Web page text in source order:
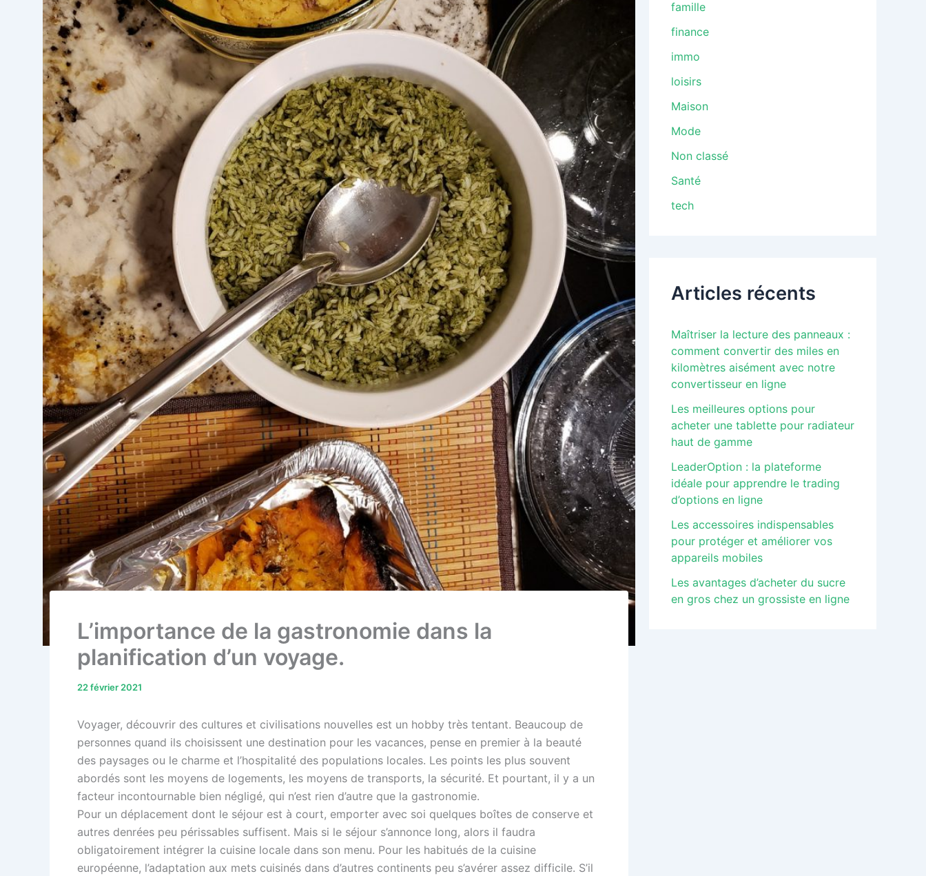
L’importance de la gastronomie dans la
planification d’un voyage.
22 février 2021
Voyager, découvrir des cultures et civilisations nouvelles est un hobby très tentant. Beaucoup de
personnes quand ils choisissent une destination pour les vacances, pense en premier à la beauté
des paysages ou le charme et l’hospitalité des populations locales. Les points les plus souvent
abordés sont les moyens de logements, les moyens de transports, la sécurité. Et pourtant, il y a un
facteur incontournable bien négligé, qui n’est rien d’autre que la gastronomie.
Pour un déplacement dont le séjour est à court, emporter avec soi quelques boîtes de conserve et
autres denrées peu périssables suffisent. Mais si le séjour s’annonce long, alors il faudra
obligatoirement intégrer la cuisine locale dans son menu. Pour les habitués de la cuisine
européenne, l’adaptation aux mets cuisinés dans d’autres continents peu s’avérer assez difficile. S’il
famille
finance
immo
loisirs
Maison
Mode
Non classé
Santé
tech
Articles récents
Maîtriser la lecture des panneaux :
comment convertir des miles en
kilomètres aisément avec notre
convertisseur en ligne
Les meilleures options pour
acheter une tablette pour radiateur
haut de gamme
LeaderOption : la plateforme
idéale pour apprendre le trading
d’options en ligne
Les accessoires indispensables
pour protéger et améliorer vos
appareils mobiles
Les avantages d’acheter du sucre
en gros chez un grossiste en ligne